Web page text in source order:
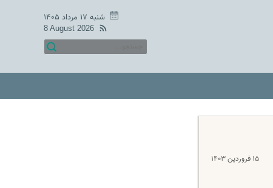
شنبه ۱۷ مرداد ۱۴۰۵
8 August 2026
۱۵ فروردین ۱۴۰۳